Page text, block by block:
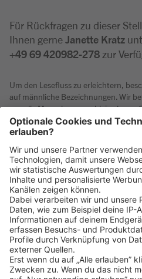
Für Rückfragen zu dieser
Ihnen gerneJanette Kratz
+49 69 420982-278 zur
Um den Lesefluss zu erleichtern,
auf männliche Bezeichnungen. Wir
uns alle Menschen - unabhängig von
Identität, ethnischer Herkunft und
Religion/Weltanschauung,
Merkmale - gleichermaßen
Klickehier, um alle offenen